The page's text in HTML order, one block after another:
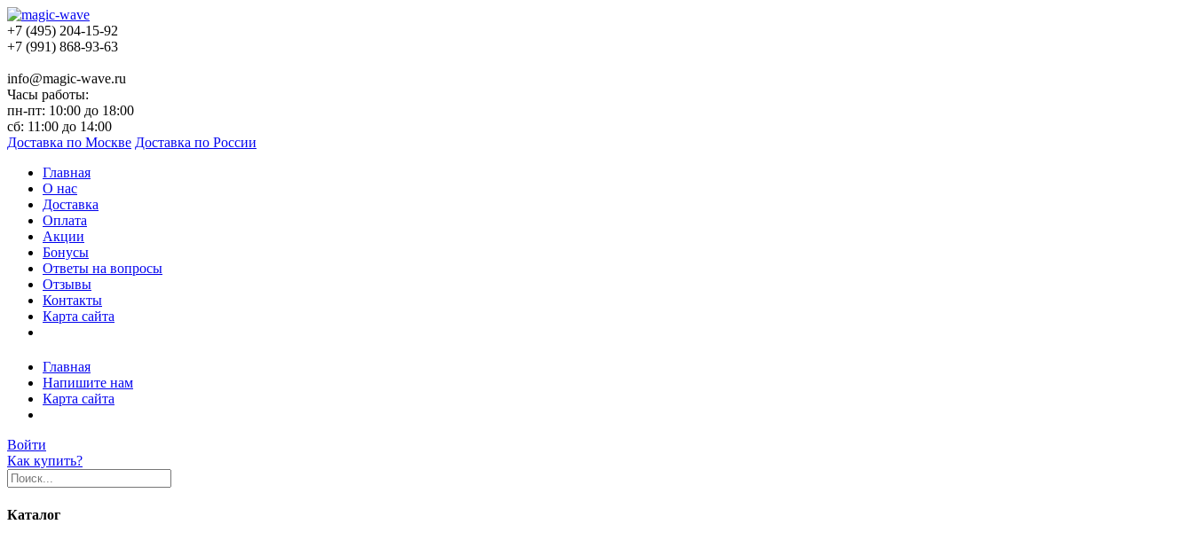
+7 (495) 204-15-92
+7 (991) 868-93-63
info@magic-wave.ru
Часы работы:
пн-пт: 10:00 до 18:00
сб: 11:00 до 14:00
Доставка по Москве Доставка по России
Главная
О нас
Доставка
Оплата
Акции
Бонусы
Ответы на вопросы
Отзывы
Контакты
Карта сайта
Главная
Напишите нам
Карта сайта
Войти
Как купить?
Каталог